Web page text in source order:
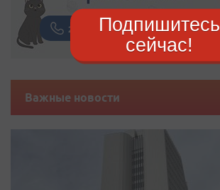
Важные новости
Подпишитесь
сейчас!